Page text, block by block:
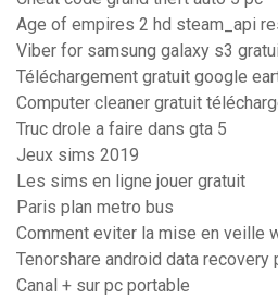
Age of empires 2 hd steam_api
Viber for samsung galaxy s3
Téléchargement gratuit google
Computer cleaner gratuit
Truc drole a faire dans gta 5
Jeux sims 2019
Les sims en ligne jouer gratuit
Paris plan metro bus
Comment eviter la mise en veille
Tenorshare android data recovery
Canal + sur pc portable